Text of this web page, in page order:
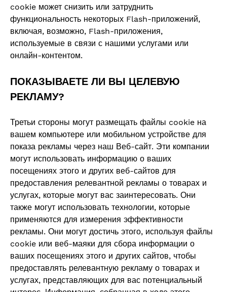
cookie может снизить или затруднить
функциональность некоторых Flash-приложений,
включая, возможно, Flash-приложения,
используемые в связи с нашими услугами или
онлайн-контентом.
ПОКАЗЫВАЕТЕ ЛИ ВЫ ЦЕЛЕВУЮ
РЕКЛАМУ?
Третьи стороны могут размещать файлы cookie на
вашем компьютере или мобильном устройстве для
показа рекламы через наш Веб-сайт. Эти компании
могут использовать информацию о ваших
посещениях этого и других веб-сайтов для
предоставления релевантной рекламы о товарах и
услугах, которые могут вас заинтересовать. Они
также могут использовать технологии, которые
применяются для измерения эффективности
рекламы. Они могут достичь этого, используя файлы
cookie или веб-маяки для сбора информации о
ваших посещениях этого и других сайтов, чтобы
предоставлять релевантную рекламу о товарах и
услугах, представляющих для вас потенциальный